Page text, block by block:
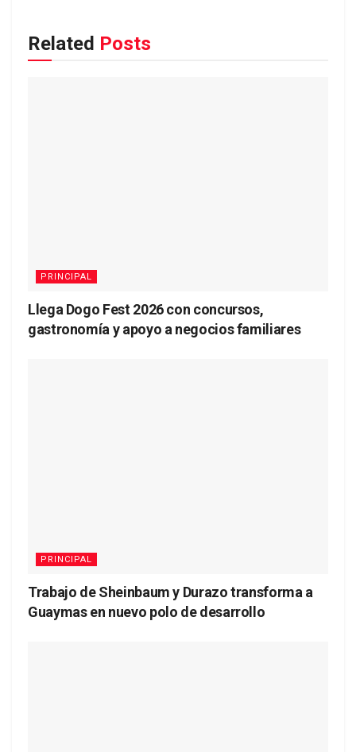
Related Posts
PRINCIPAL
Llega Dogo Fest 2026 con concursos,
gastronomía y apoyo a negocios familiares
PRINCIPAL
Trabajo de Sheinbaum y Durazo transforma a
Guaymas en nuevo polo de desarrollo